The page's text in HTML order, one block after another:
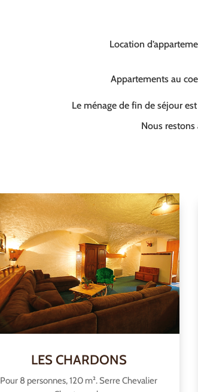
Location
Appartements au
Le ménage de fin de séjour
Nous
LES CHARDONS
Pour 8 personnes, 120 m². Serre Chevalier